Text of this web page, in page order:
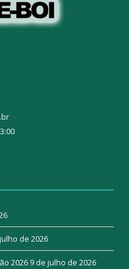
de 2026
20269 de julho de 2026